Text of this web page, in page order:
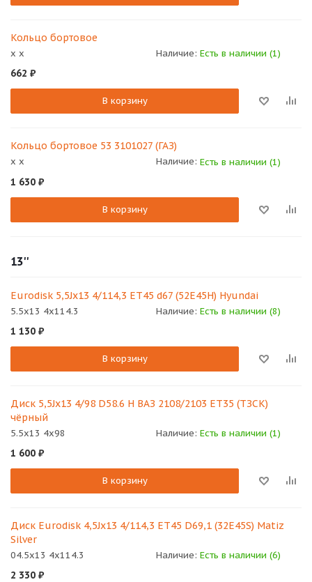
Кольцо бортовое
x x Наличие: Есть в наличии (1)
662 ₽
В корзину
Кольцо бортовое 53 3101027 (ГАЗ)
x x Наличие: Есть в наличии (1)
1 630 ₽
В корзину
13''
Eurodisk 5,5Jx13 4/114,3 ET45 d67 (52E45H) Hyundai
5.5x13 4x114.3 Наличие: Есть в наличии (8)
1 130 ₽
В корзину
Диск 5,5Jх13 4/98 D58.6 Н ВАЗ 2108/2103 ЕТ35 (ТЗСК)
чёрный
5.5x13 4x98 Наличие: Есть в наличии (1)
1 600 ₽
В корзину
Диск Eurodisk 4,5Jx13 4/114,3 ET45 D69,1 (32E45S) Matiz
Silver
04.5x13 4x114.3 Наличие: Есть в наличии (6)
2 330 ₽